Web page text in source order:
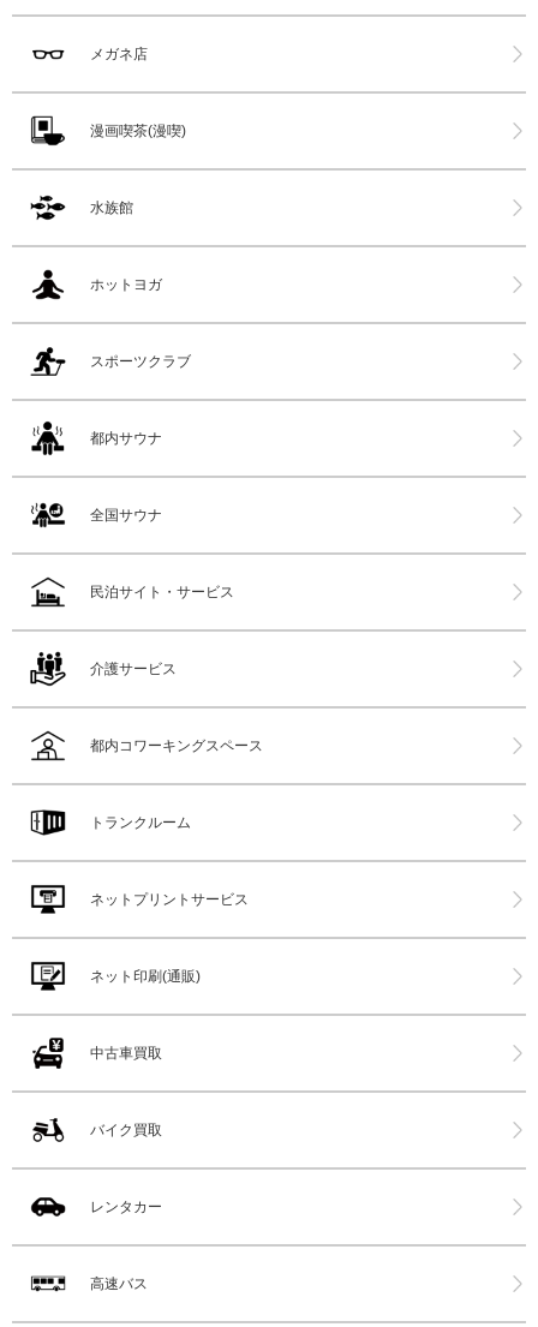
メガネ店
漫画喫茶(漫喫)
水族館
ホットヨガ
スポーツクラブ
都内サウナ
全国サウナ
民泊サイト・サービス
介護サービス
都内コワーキングスペース
トランクルーム
ネットプリントサービス
ネット印刷(通販)
中古車買取
バイク買取
レンタカー
高速バス